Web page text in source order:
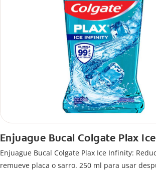
Enjuague Bucal Colgate Plax
Enjuague Bucal Colgate Plax Ice Infinity:
remueve placa o sarro. 250 ml para usar